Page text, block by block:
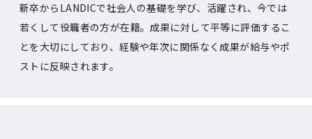
新卒からLANDICで社会人の基礎を学び、活躍され、今では
若くして役職者の方が在籍。成果に対して平等に評価するこ
とを大切にしており、経験や年次に関係なく成果が給与やポ
ストに反映されます。